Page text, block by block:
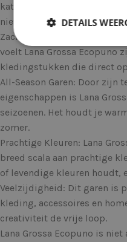
katoen, 17% uit merinowol
niet alleen natuurlijk, maar
Zachtheid: Dankzij de
voelt Lana Grossa Ecopuno
kledingstukken die direct
All-Season Garen: Door zijn
eigenschappen is Lana
seizoenen. Het houdt je
zomer.
Prachtige Kleuren: Lana
breed scala aan prachtige
of levendige kleuren houdt,
Veelzijdigheid: Dit garen is
kleding, accessoires en
creativiteit de vrije loop.
Lana Grossa Ecopuno is
DETAILS